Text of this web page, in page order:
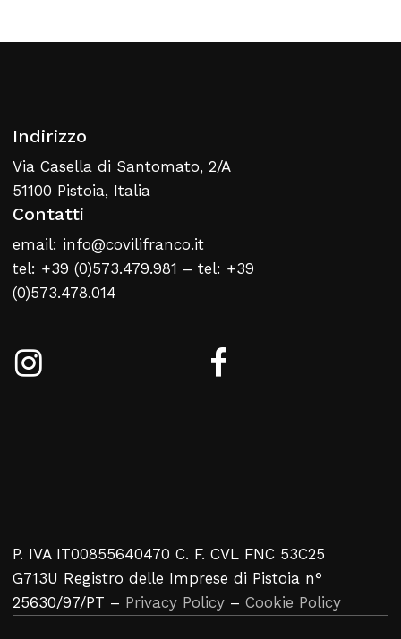
Indirizzo
Via Casella di Santomato, 2/A
51100 Pistoia, Italia
Contatti
email: info@covilifranco.it
tel: +39 (0)573.479.981 – tel: +39
(0)573.478.014
P. IVA IT00855640470 C. F. CVL FNC 53C25
G713U Registro delle Imprese di Pistoia n°
25630/97/PT – Privacy Policy – Cookie Policy